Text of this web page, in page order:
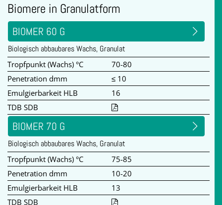
Biomere in Granulatform
BIOMER 60 G
Biologisch abbaubares Wachs, Granulat
Tropfpunkt (Wachs) °C
70-80
Penetration dmm
≤ 10
Emulgierbarkeit HLB
16
TDB SDB
BIOMER 70 G
Biologisch abbaubares Wachs, Granulat
Tropfpunkt (Wachs) °C
75-85
Penetration dmm
10-20
Emulgierbarkeit HLB
13
TDB SDB